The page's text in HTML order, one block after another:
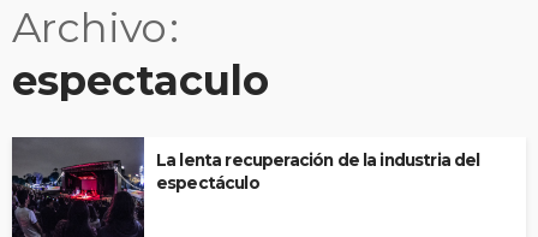
Archivo
espectaculo
La lenta recuperación de la industria del
espectáculo